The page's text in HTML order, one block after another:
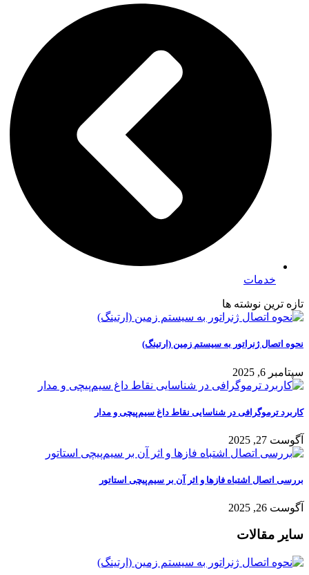
خدمات
تازه ترین نوشته ها
نحوه اتصال ژنراتور به سیستم زمین (ارتینگ)
سپتامبر 6, 2025
کاربرد ترموگرافی در شناسایی نقاط داغ سیم‌پیچی و مدار
آگوست 27, 2025
بررسی اتصال اشتباه فازها و اثر آن بر سیم‌پیچی استاتور
آگوست 26, 2025
سایر مقالات